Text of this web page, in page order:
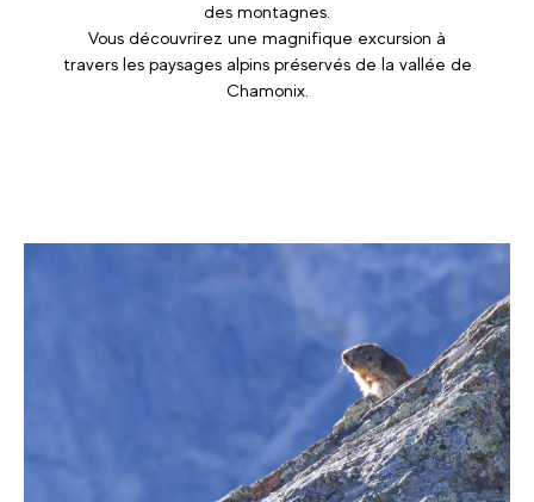
des montagnes.
Vous découvrirez une magnifique excursion à
travers les paysages alpins préservés de la vallée de
Chamonix.